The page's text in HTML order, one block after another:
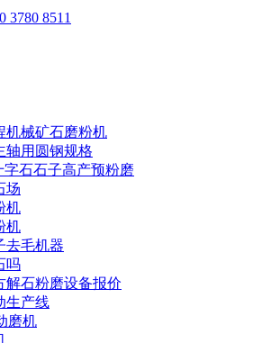
3780 8511
机械矿石磨粉机
轴用圆钢规格
字石石子高产预粉磨
场
机
机
去毛机器
吗
解石粉磨设备报价
生产线
磨机